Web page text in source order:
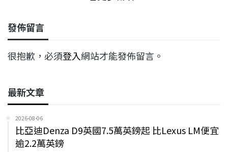
發佈留言
很抱歉，必須登入網站才能發佈留言。
最新文章
2026-08-06
比亞迪Denza D9英國7.5萬英鎊起 比Lexus LM便宜
逾2.2萬英鎊